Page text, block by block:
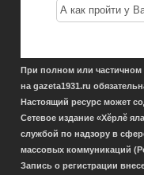
А как пройти у
При полном или частичном
на gazeta1931.ru
Настоящий ресурс может
Сетевое издание «Хӗрлӗ
службой по надзору в
массовых коммуникаций
Запись о регистрации